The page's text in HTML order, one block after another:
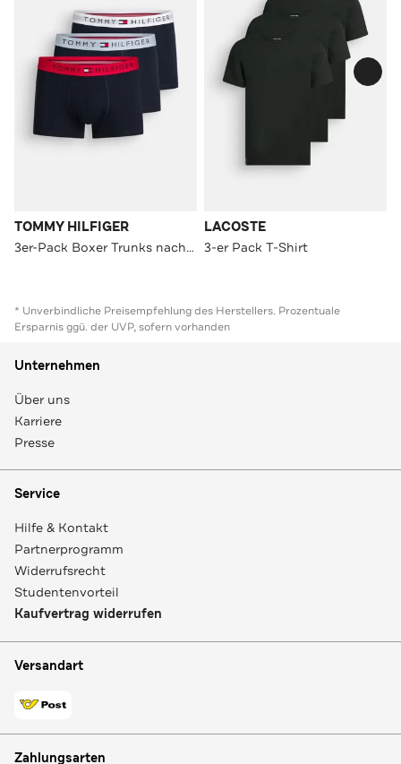
TOMMY HILFIGER
3er-Pack Boxer Trunks nachtblau
LACOSTE
3-er Pack T-Shirt
* Unverbindliche Preisempfehlung des Herstellers. Prozentuale
Ersparnis ggü. der UVP, sofern vorhanden
Unternehmen
Über uns
Karriere
Presse
Service
Hilfe & Kontakt
Partnerprogramm
Widerrufsrecht
Studentenvorteil
Kaufvertrag widerrufen
Versandart
Zahlungsarten